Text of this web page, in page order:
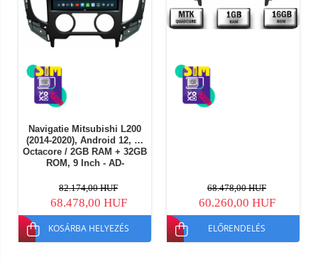
Navigatie Mitsubishi L200
(2014-2020), Android 12, P-
Octacore / 2GB RAM + 32GB
ROM, 9 Inch - AD-
82.174,00 HUF
68.478,00 HUF
KOSÁRBA HELYEZÉS
68.478,00 HUF
60.260,00 HUF
ELŐRENDELÉS